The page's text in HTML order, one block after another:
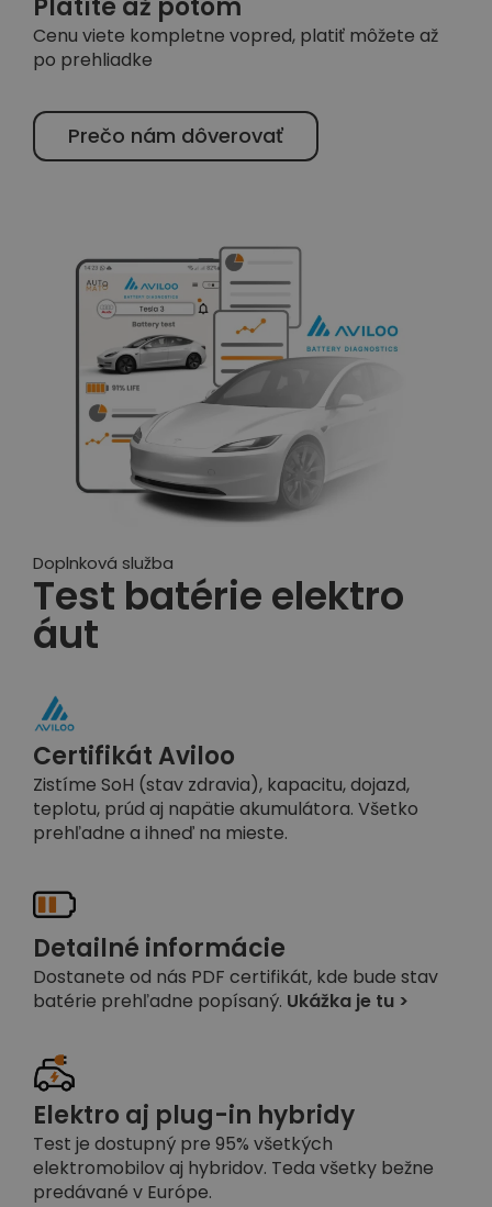
Platíte až potom
Cenu viete kompletne vopred, platiť môžete až
po prehliadke
Prečo nám dôverovať
Doplnková služba
Test batérie elektro
áut
Certifikát Aviloo
Zistíme SoH (stav zdravia), kapacitu, dojazd,
teplotu, prúd aj napätie akumulátora. Všetko
prehľadne a ihneď na mieste.
Detailné informácie
Dostanete od nás PDF certifikát, kde bude stav
batérie prehľadne popísaný. Ukážka je tu >
Elektro aj plug-in hybridy
Test je dostupný pre 95% všetkých
elektromobilov aj hybridov. Teda všetky bežne
predávané v Európe.